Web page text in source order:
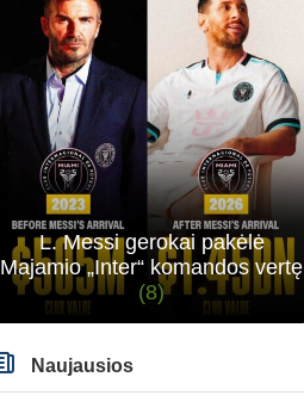
L. Messi gerokai pakėlė
Majamio „Inter“ komandos vertę
(8)
Naujausios